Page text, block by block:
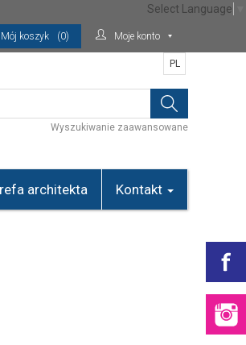
Mój koszyk (0) Moje konto
Wyszukiwanie zaawansowane
PL
architekta Kontakt
Select Language